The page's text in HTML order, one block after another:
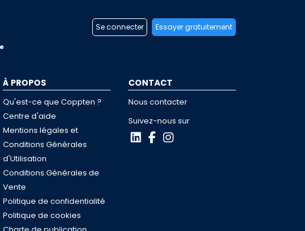
Se connecter Essayer gratuitement
À PROPOS
Qu'est-ce que Coppten ?
Centre d'aide
Mentions légales et
Conditions Générales
d'Utilisation
Conditions Générales de
Vente
Politique de confidentialité
Politique de cookies
CONTACT
Nous contacter
Suivez-nous sur